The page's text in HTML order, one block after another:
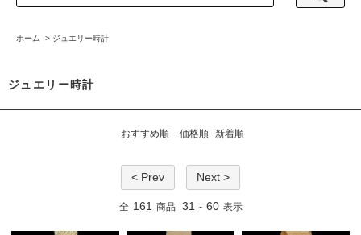
ホーム > ジュエリー時計
ジュエリー時計
おすすめ順 価格順 新着順
< Prev Next >
全 161 商品 31 - 60 表示